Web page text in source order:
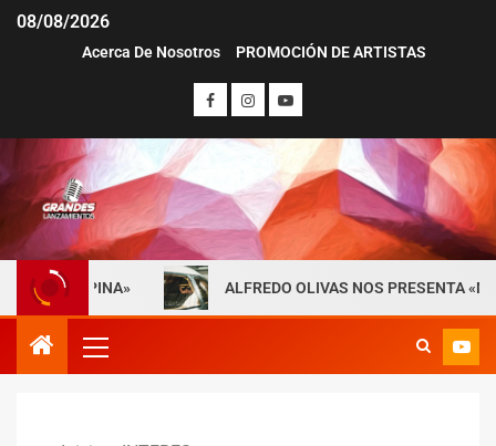
08/08/2026
Acerca De Nosotros PROMOCIÓN DE ARTISTAS
ALFREDO OLIVAS NOS PRESENTA «MAYDAY»